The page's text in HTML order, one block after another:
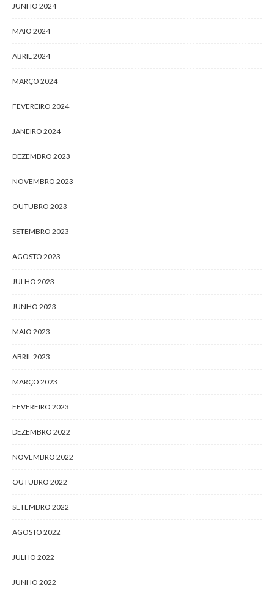
JUNHO 2024
MAIO 2024
ABRIL 2024
MARÇO 2024
FEVEREIRO 2024
JANEIRO 2024
DEZEMBRO 2023
NOVEMBRO 2023
OUTUBRO 2023
SETEMBRO 2023
AGOSTO 2023
JULHO 2023
JUNHO 2023
MAIO 2023
ABRIL 2023
MARÇO 2023
FEVEREIRO 2023
DEZEMBRO 2022
NOVEMBRO 2022
OUTUBRO 2022
SETEMBRO 2022
AGOSTO 2022
JULHO 2022
JUNHO 2022